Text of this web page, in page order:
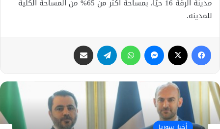
مدينة الرقة 16 حيًا، بمساحة أكثر من 65% من المساحة الكلية
للمدينة.
فيسبوك ماسنجر واتساب تيلقرام